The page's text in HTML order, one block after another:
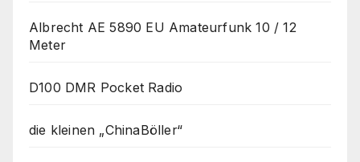
Albrecht AE 5890 EU Amateurfunk 10 / 12
Meter
D100 DMR Pocket Radio
die kleinen „ChinaBöller“